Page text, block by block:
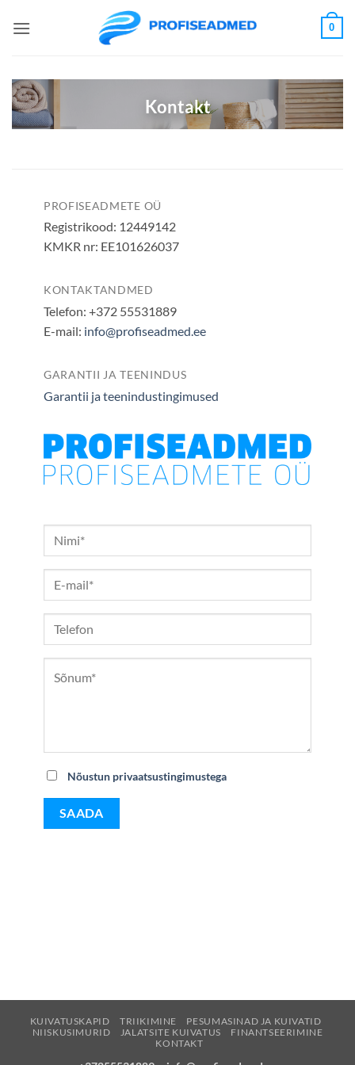
0
Kontakt
PROFISEADMETE OÜ
Registrikood: 12449142
KMKR nr: EE101626037
KONTAKTANDMED
Telefon: +372 55531889
E-mail: info@profiseadmed.ee
GARANTII JA TEENINDUS
Garantii ja teenindustingimused
Nõustun privaatsustingimustega
KUIVATUSKAPID TRIIKIMINE
PESUMASINAD JA KUIVATID
NIISKUSIMURID
JALATSITE KUIVATUS
FINANTSEERIMINE
KONTAKT